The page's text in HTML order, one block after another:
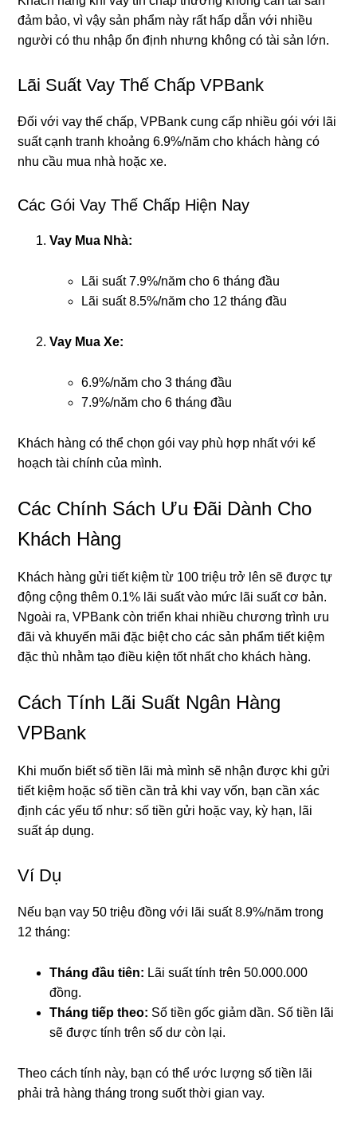
đảm bảo, vì vậy sản phẩm này rất hấp dẫn với nhiều
người có thu nhập ổn định nhưng không có tài sản lớn.
Lãi Suất Vay Thế Chấp VPBank
Đối với vay thế chấp, VPBank cung cấp nhiều gói với lãi
suất cạnh tranh khoảng 6.9%/năm cho khách hàng có
nhu cầu mua nhà hoặc xe.
Các Gói Vay Thế Chấp Hiện Nay
Vay Mua Nhà:
Lãi suất 7.9%/năm cho 6 tháng đầu
Lãi suất 8.5%/năm cho 12 tháng đầu
Vay Mua Xe:
6.9%/năm cho 3 tháng đầu
7.9%/năm cho 6 tháng đầu
Khách hàng có thể chọn gói vay phù hợp nhất với kế
hoạch tài chính của mình.
Các Chính Sách Ưu Đãi Dành Cho
Khách Hàng
Khách hàng gửi tiết kiệm từ 100 triệu trở lên sẽ được tự
động cộng thêm 0.1% lãi suất vào mức lãi suất cơ bản.
Ngoài ra, VPBank còn triển khai nhiều chương trình ưu
đãi và khuyến mãi đặc biệt cho các sản phẩm tiết kiệm
đặc thù nhằm tạo điều kiện tốt nhất cho khách hàng.
Cách Tính Lãi Suất Ngân Hàng
VPBank
Khi muốn biết số tiền lãi mà mình sẽ nhận được khi gửi
tiết kiệm hoặc số tiền cần trả khi vay vốn, bạn cần xác
định các yếu tố như: số tiền gửi hoặc vay, kỳ hạn, lãi
suất áp dụng.
Ví Dụ
Nếu bạn vay 50 triệu đồng với lãi suất 8.9%/năm trong
12 tháng:
Tháng đầu tiên: Lãi suất tính trên 50.000.000
đồng.
Tháng tiếp theo: Số tiền gốc giảm dần. Số tiền lãi
sẽ được tính trên số dư còn lại.
Theo cách tính này, bạn có thể ước lượng số tiền lãi
phải trả hàng tháng trong suốt thời gian vay.